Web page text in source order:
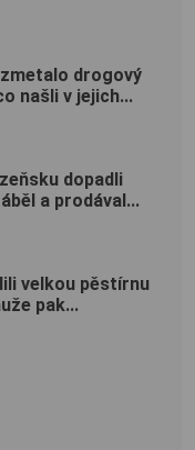
drogový
našli v jejich...
dopadli
a prodával...
velkou pěstírnu
pak...